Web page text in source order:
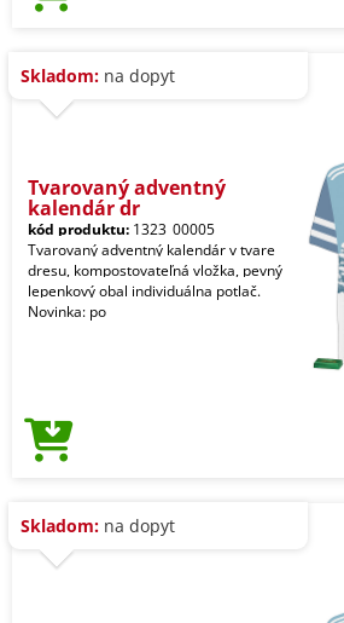
Skladom: na dopyt
Tvarovaný adventný
kalendár dr
kód produktu: 1323_00005
Tvarovaný adventný kalendár v tvare
dresu, kompostovateľná vložka, pevný
lepenkový obal individuálna potlač.
Novinka: po
Skladom: na dopyt